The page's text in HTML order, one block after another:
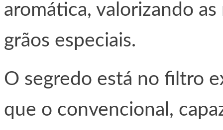
aromática, valorizando
grãos especiais.
O segredo está no filtro
que o convencional,